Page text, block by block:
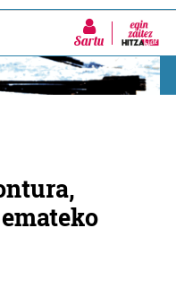
Sartu